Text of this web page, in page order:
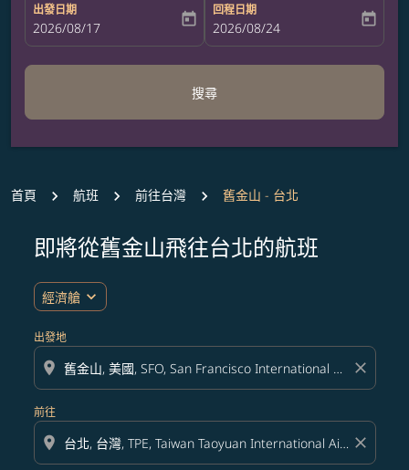
出發日期
fc-booking-departure-date-aria-label
2026/08/17 today
回程日期
fc-booking-return-date-aria-label
2026/08/24 today
搜尋
首頁 航班 前往台灣 舊金山 - 台北
即將從舊金山飛往台北的航班
經濟艙 expand_more
出發地
location_on close
前往
location_on close